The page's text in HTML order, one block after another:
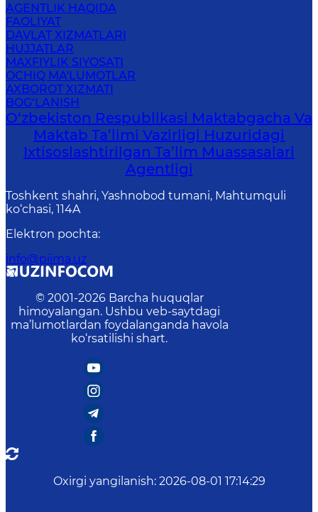
AGENTLIK HAQIDA
FAOLIYAT
DAVLAT XIZMATLARI
HUJJATLAR
MAXFIYLIK SIYOSATI
OCHIQ MA'LUMOTLAR
AXBOROT XIZMATI
BOG‘LANISH
O‘zbekiston Respublikasi Maktabgacha Va
Maktab Ta’limi Vazirligi Huzuridagi
Ixtisoslashtirilgan Ta’lim Muassasalari
Agentligi
Toshkent shahri, Yashnobod tumani, Mahtumquli
ko‘chasi, 114A
Elektron pochta:
info@piima.uz
© 2001-2026 Barcha huquqlar
himoyalangan. Ushbu veb-saytdagi
ma’lumotlardan foydalanganda havola
ko‘rsatilishi shart.
Oxirgi yangilanish: 2026-08-01 17:14:29